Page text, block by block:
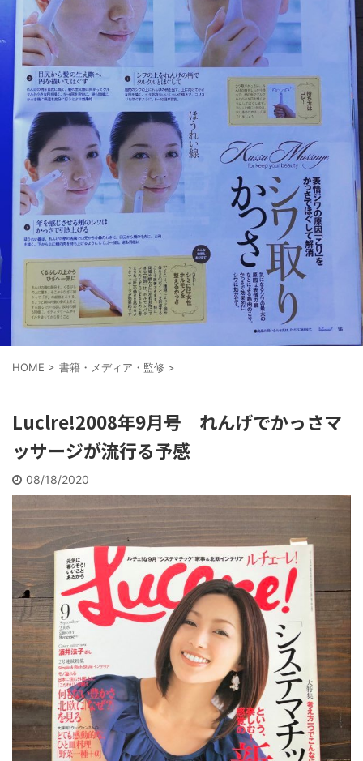
HOME > 書籍・メディア・監修 >
Luclre!2008年9月号 れんげでかっさマ
ッサージが流行る予感
08/18/2020